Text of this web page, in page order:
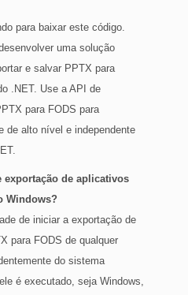
para baixar este código.
uma solução
e salvar PPTX para
.NET. Use a API de
para FODS para
de alto nível e independente
exportação de aplicativos
Windows?
de iniciar a exportação de
para FODS de qualquer
do sistema
é executado, seja Windows,